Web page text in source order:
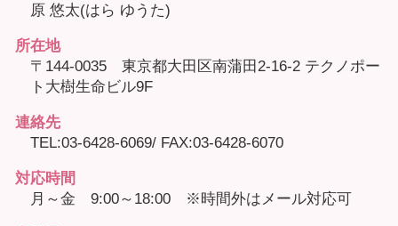
原 悠太(はら ゆうた)
所在地
〒144-0035 東京都大田区南蒲田2-16-2 テクノポー
ト大樹生命ビル9F
連絡先
TEL:03-6428-6069/ FAX:03-6428-6070
対応時間
月～金 9:00～18:00 ※時間外はメール対応可